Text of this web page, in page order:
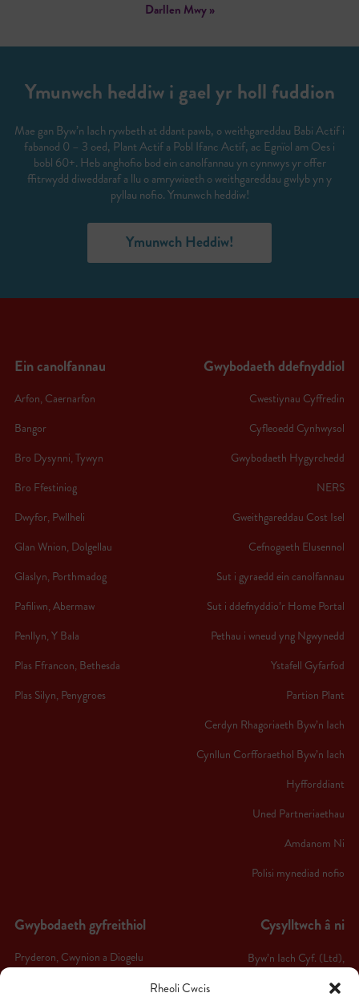
Rheoli Cwcis
Darllen Mwy »
Ymunwch heddiw i gael yr holl fuddion
Mae gan Byw’n Iach rywbeth at ddant pawb, o weithgareddau Babi Actif i
fabanod 0 – 3 oed, Plant Actif a Pobl Ifanc Actif, ac Egnïol am Oes i
bobl 60+. Heb anghofio bod ein canolfannau yn cynnwys yr offer
ffitrwydd diweddaraf a llu o amrywiaeth o weithgareddau gwlyb yn y
pyllau nofio. Ymunwch heddiw!
Ymunwch Heddiw!
Ein canolfannau
Arfon, Caernarfon
Bangor
Bro Dysynni, Tywyn
Bro Ffestiniog
Dwyfor, Pwllheli
Glan Wnion, Dolgellau
Glaslyn, Porthmadog
Pafiliwn, Abermaw
Penllyn, Y Bala
Plas Ffrancon, Bethesda
Plas Silyn, Penygroes
Gwybodaeth ddefnyddiol
Cwestiynau Cyffredin
Cyfleoedd Cynhwysol
Gwybodaeth Hygyrchedd
NERS
Gweithgareddau Cost Isel
Cefnogaeth Elusennol
Sut i gyraedd ein canolfannau
Sut i ddefnyddio’r Home Portal
Pethau i wneud yng Ngwynedd
Ystafell Gyfarfod
Partion Plant
Cerdyn Rhagoriaeth Byw’n Iach
Cynllun Corfforaethol Byw’n Iach
Hyfforddiant
Uned Partneriaethau
Amdanom Ni
Polisi mynediad nofio
Gwybodaeth gyfreithiol
Pryderon, Cwynion a Diogelu
Cysylltwch â ni
Byw’n Iach Cyf. (Ltd),
Byw’n Iach Arfon,